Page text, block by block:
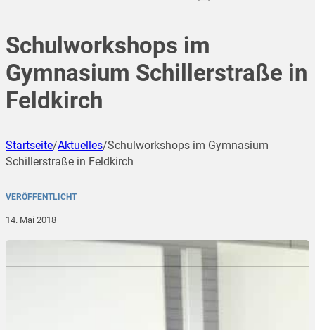
Schulworkshops im
Gymnasium Schillerstraße in
Feldkirch
Startseite/Aktuelles/Schulworkshops im Gymnasium
Schillerstraße in Feldkirch
VERÖFFENTLICHT
14. Mai 2018